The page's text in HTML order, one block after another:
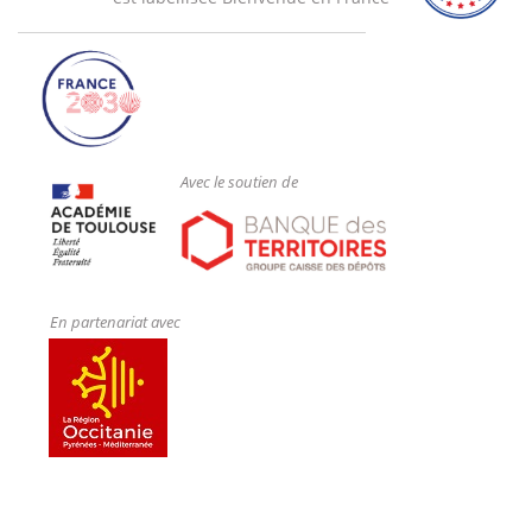
d'exploitation, neige, vent, etc.,
* Les matériaux de construction : acier, béton, bois,
* Les sols : description, portance, écoulements,
problématiques,
* Initiation au béton armé : association acier-béton,
poutres en flexion simple,
* Exemple d'application : étude d'une poutre en béton
I The Building and Public Works sector :
The stakeholders, the trades with the scope of
intervention,
The phases of a project: ESQ, APS, APD, PRO, EXE,
Avec le soutien de
En partenariat avec